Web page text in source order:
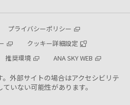
プライバシーポリシー
クッキー詳細設定
推奨環境 ANA SKY WEB
外部サイトの場合はアクセシビリテ
いない可能性があります。